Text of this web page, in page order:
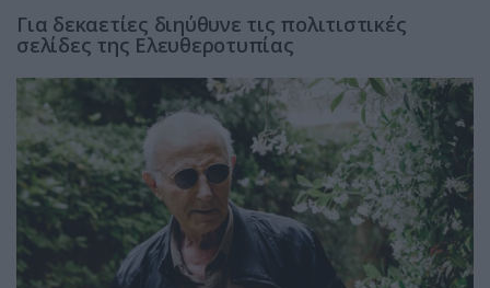
Για δεκαετίες διηύθυνε τις πολιτιστικές
σελίδες της Ελευθεροτυπίας